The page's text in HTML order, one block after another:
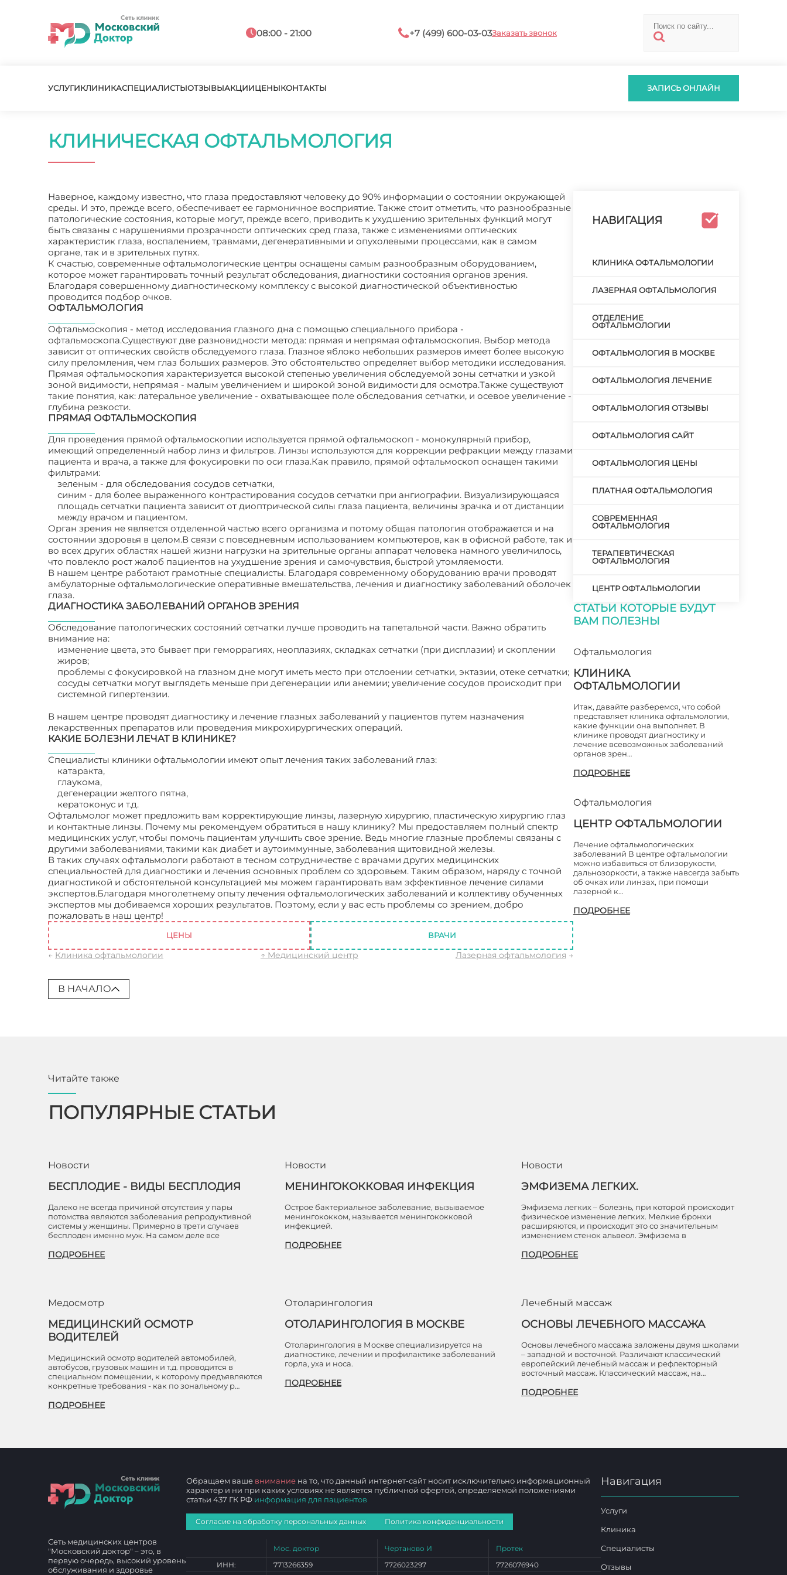
08:00 - 21:00 +7 (499) 600-03-03Заказать звонок
УСЛУГИКЛИНИКАСПЕЦИАЛИСТЫОТЗЫВЫАКЦИИЦЕНЫКОНТАКТЫ ЗАПИСЬ ОНЛАЙН
КЛИНИЧЕСКАЯ ОФТАЛЬМОЛОГИЯ
Наверное, каждому известно, что глаза предоставляют человеку до 90% информации о состоянии окружающей
среды. И это, прежде всего, обеспечивает ее гармоничное восприятие. Также стоит отметить, что разнообразные
патологические состояния, которые могут, прежде всего, приводить к ухудшению зрительных функций могут
быть связаны с нарушениями прозрачности оптических сред глаза, также с изменениями оптических
характеристик глаза, воспалением, травмами, дегенеративными и опухолевыми процессами, как в самом
органе, так и в зрительных путях.
К счастью, современные офтальмологические центры оснащены самым разнообразным оборудованием,
которое может гарантировать точный результат обследования, диагностики состояния органов зрения.
Благодаря совершенному диагностическому комплексу с высокой диагностической объективностью
проводится подбор очков.
ОФТАЛЬМОЛОГИЯ
Офтальмоскопия - метод исследования глазного дна с помощью специального прибора -
офтальмоскопа.Существуют две разновидности метода: прямая и непрямая офтальмоскопия. Выбор метода
зависит от оптических свойств обследуемого глаза. Глазное яблоко небольших размеров имеет более высокую
силу преломления, чем глаз больших размеров. Это обстоятельство определяет выбор методики исследования.
Прямая офтальмоскопия характеризуется высокой степенью увеличения обследуемой зоны сетчатки и узкой
зоной видимости, непрямая - малым увеличением и широкой зоной видимости для осмотра.Также существуют
такие понятия, как: латеральное увеличение - охватывающее поле обследования сетчатки, и осевое увеличение -
глубина резкости.
ПРЯМАЯ ОФТАЛЬМОСКОПИЯ
Для проведения прямой офтальмоскопии используется прямой офтальмоскоп - монокулярный прибор,
имеющий определенный набор линз и фильтров. Линзы используются для коррекции рефракции между глазами
пациента и врача, а также для фокусировки по оси глаза.Как правило, прямой офтальмоскоп оснащен такими
фильтрами:
зеленым - для обследования сосудов сетчатки,
синим - для более выраженного контрастирования сосудов сетчатки при ангиографии. Визуализирующаяся
площадь сетчатки пациента зависит от диоптрической силы глаза пациента, величины зрачка и от дистанции
между врачом и пациентом.
Орган зрения не является отделенной частью всего организма и потому общая патология отображается и на
состоянии здоровья в целом.В связи с повседневным использованием компьютеров, как в офисной работе, так и
во всех других областях нашей жизни нагрузки на зрительные органы аппарат человека намного увеличилось,
что повлекло рост жалоб пациентов на ухудшение зрения и самочувствия, быстрой утомляемости.
В нашем центре работают грамотные специалисты. Благодаря современному оборудованию врачи проводят
амбулаторные офтальмологические оперативные вмешательства, лечения и диагностику заболеваний оболочек
глаза.
ДИАГНОСТИКА ЗАБОЛЕВАНИЙ ОРГАНОВ ЗРЕНИЯ
Обследование патологических состояний сетчатки лучше проводить на тапетальной части. Важно обратить
внимание на:
изменение цвета, это бывает при геморрагиях, неоплазиях, складках сетчатки (при дисплазии) и скоплении
жиров;
проблемы с фокусировкой на глазном дне могут иметь место при отслоении сетчатки, эктазии, отеке сетчатки;
сосуды сетчатки могут выглядеть меньше при дегенерации или анемии; увеличение сосудов происходит при
системной гипертензии.
В нашем центре проводят диагностику и лечение глазных заболеваний у пациентов путем назначения
лекарственных препаратов или проведения микрохирургических операций.
КАКИЕ БОЛЕЗНИ ЛЕЧАТ В КЛИНИКЕ?
Специалисты клиники офтальмологии имеют опыт лечения таких заболеваний глаз:
катаракта,
глаукома,
дегенерации желтого пятна,
кератоконус и т.д.
Офтальмолог может предложить вам корректирующие линзы, лазерную хирургию, пластическую хирургию глаз
и контактные линзы. Почему мы рекомендуем обратиться в нашу клинику? Мы предоставляем полный спектр
медицинских услуг, чтобы помочь пациентам улучшить свое зрение. Ведь многие глазные проблемы связаны с
другими заболеваниями, такими как диабет и аутоиммунные, заболевания щитовидной железы.
В таких случаях офтальмологи работают в тесном сотрудничестве с врачами других медицинских
специальностей для диагностики и лечения основных проблем со здоровьем. Таким образом, наряду с точной
диагностикой и обстоятельной консультацией мы можем гарантировать вам эффективное лечение силами
экспертов.Благодаря многолетнему опыту лечения офтальмологических заболеваний и коллективу обученных
экспертов мы добиваемся хороших результатов. Поэтому, если у вас есть проблемы со зрением, добро
пожаловать в наш центр!
ЦЕНЫ ВРАЧИ
← Клиника офтальмологии ↑ Медицинский центр Лазерная офтальмология →
В НАЧАЛО
НАВИГАЦИЯ
КЛИНИКА ОФТАЛЬМОЛОГИИ
ЛАЗЕРНАЯ ОФТАЛЬМОЛОГИЯ
ОТДЕЛЕНИЕ
ОФТАЛЬМОЛОГИИ
ОФТАЛЬМОЛОГИЯ В МОСКВЕ
ОФТАЛЬМОЛОГИЯ ЛЕЧЕНИЕ
ОФТАЛЬМОЛОГИЯ ОТЗЫВЫ
ОФТАЛЬМОЛОГИЯ САЙТ
ОФТАЛЬМОЛОГИЯ ЦЕНЫ
ПЛАТНАЯ ОФТАЛЬМОЛОГИЯ
СОВРЕМЕННАЯ
ОФТАЛЬМОЛОГИЯ
ТЕРАПЕВТИЧЕСКАЯ
ОФТАЛЬМОЛОГИЯ
ЦЕНТР ОФТАЛЬМОЛОГИИ
СТАТЬИ КОТОРЫЕ БУДУТ
ВАМ ПОЛЕЗНЫ
Офтальмология
КЛИНИКА
ОФТАЛЬМОЛОГИИ
Итак, давайте разберемся, что собой
представляет клиника офтальмологии,
какие функции она выполняет. В
клинике проводят диагностику и
лечение всевозможных заболеваний
органов зрен…
ПОДРОБНЕЕ
Офтальмология
ЦЕНТР ОФТАЛЬМОЛОГИИ
Лечение офтальмологических
заболеваний В центре офтальмологии
можно избавиться от близорукости,
дальнозоркости, а также навсегда забыть
об очках или линзах, при помощи
лазерной к…
ПОДРОБНЕЕ
Читайте также
ПОПУЛЯРНЫЕ СТАТЬИ
Новости
БЕСПЛОДИЕ - ВИДЫ БЕСПЛОДИЯ
Далеко не всегда причиной отсутствия у пары
потомства являются заболевания репродуктивной
системы у женщины. Примерно в трети случаев
бесплоден именно муж. На самом деле все
ПОДРОБНЕЕ
Новости
МЕНИНГОКОККОВАЯ ИНФЕКЦИЯ
Острое бактериальное заболевание, вызываемое
менингококком, называется менингококковой
инфекцией.
ПОДРОБНЕЕ
Новости
ЭМФИЗЕМА ЛЕГКИХ.
Эмфизема легких – болезнь, при которой происходит
физическое изменение легких. Мелкие бронхи
расширяются, и происходит это со значительным
изменением стенок альвеол. Эмфизема в
ПОДРОБНЕЕ
Медосмотр
МЕДИЦИНСКИЙ ОСМОТР
ВОДИТЕЛЕЙ
Медицинский осмотр водителей автомобилей,
автобусов, грузовых машин и т.д. проводится в
специальном помещении, к которому предъявляются
конкретные требования - как по зональному р…
ПОДРОБНЕЕ
Отоларингология
ОТОЛАРИНГОЛОГИЯ В МОСКВЕ
Отоларингология в Москве специализируется на
диагностике, лечении и профилактике заболеваний
горла, уха и носа.
ПОДРОБНЕЕ
Лечебный массаж
ОСНОВЫ ЛЕЧЕБНОГО МАССАЖА
Основы лечебного массажа заложены двумя школами
– западной и восточной. Различают классический
европейский лечебный массаж и рефлекторный
восточный массаж. Классический массаж, на…
ПОДРОБНЕЕ
Сеть медицинских центров
"Московский доктор" – это, в
первую очередь, высокий уровень
обслуживания и здоровье
Обращаем ваше внимание на то, что данный интернет-сайт носит исключительно информационный
характер и ни при каких условиях не является публичной офертой, определяемой положениями
статьи 437 ГК РФ информация для пациентов
Согласие на обработку персональных данных Политика конфиденциальности
ИНН:
Мос. доктор
7713266359
Чертаново И
7726023297
Протек
7726076940
Навигация
Услуги
Клиника
Специалисты
Отзывы